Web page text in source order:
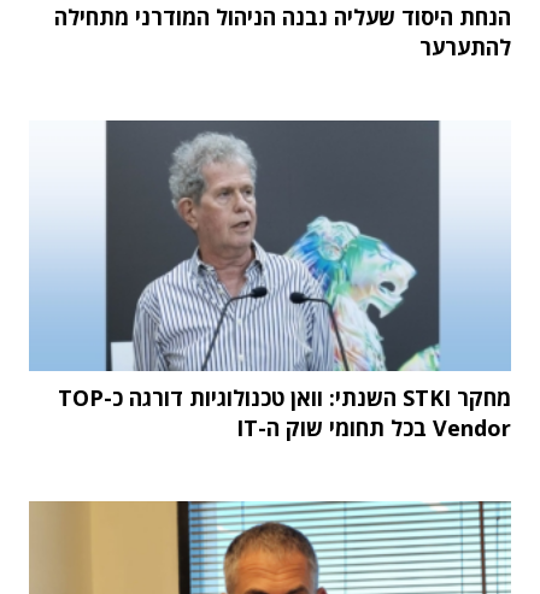
הנחת היסוד שעליה נבנה הניהול המודרני מתחילה
להתערער
מחקר STKI השנתי: וואן טכנולוגיות דורגה כ-TOP
Vendor בכל תחומי שוק ה-IT